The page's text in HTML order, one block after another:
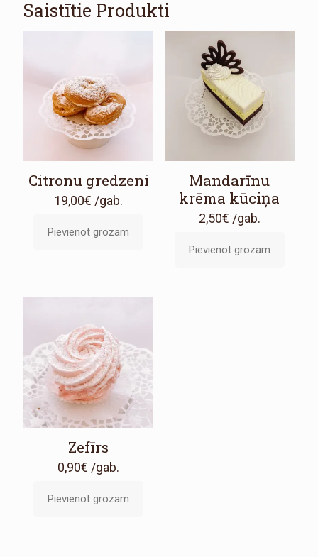
Saistītie Produkti
Citronu gredzeni
19,00€ /gab.
Pievienot grozam
Mandarīnu
krēma kūciņa
2,50€ /gab.
Pievienot grozam
Zefīrs
0,90€ /gab.
Pievienot grozam